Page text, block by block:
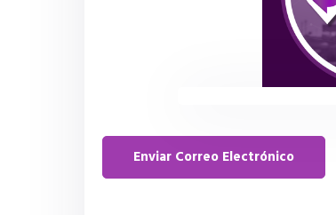
Enviar Correo Electrónico